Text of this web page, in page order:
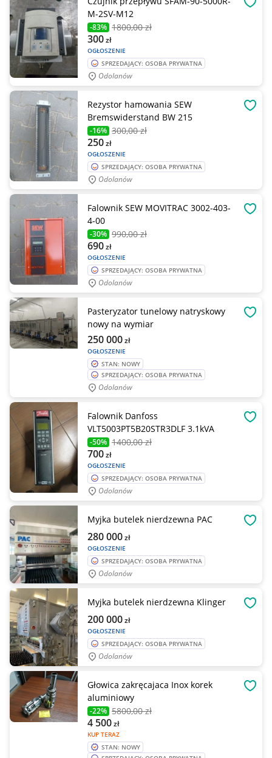
M-2SV-M12
-83% 1800,00 zł
OGŁOSZENIE
300zł
SPRZEDAJĄCY: OSOBA PRYWATNA
Odolanów
Rezystor hamowania SEW
Bremswiderstand BW 215
-16% 300,00 zł
OGŁOSZENIE
250zł
SPRZEDAJĄCY: OSOBA PRYWATNA
Odolanów
Falownik SEW MOVITRAC 3002-403-
4-00
-30% 990,00 zł
OGŁOSZENIE
690zł
SPRZEDAJĄCY: OSOBA PRYWATNA
Odolanów
Pasteryzator tunelowy natryskowy
nowy na wymiar
OGŁOSZENIE
250 000zł
STAN: NOWY
SPRZEDAJĄCY: OSOBA PRYWATNA
Odolanów
Falownik Danfoss
VLT5003PT5B20STR3DLF 3.1kVA
-50% 1400,00 zł
OGŁOSZENIE
700zł
SPRZEDAJĄCY: OSOBA PRYWATNA
Odolanów
Myjka butelek nierdzewna PAC
OGŁOSZENIE
280 000zł
SPRZEDAJĄCY: OSOBA PRYWATNA
Odolanów
Myjka butelek nierdzewna Klinger
OGŁOSZENIE
200 000zł
SPRZEDAJĄCY: OSOBA PRYWATNA
Odolanów
Głowica zakręcajaca Inox korek
aluminiowy
-22% 5800,00 zł
KUP TERAZ
4 500zł
STAN: NOWY